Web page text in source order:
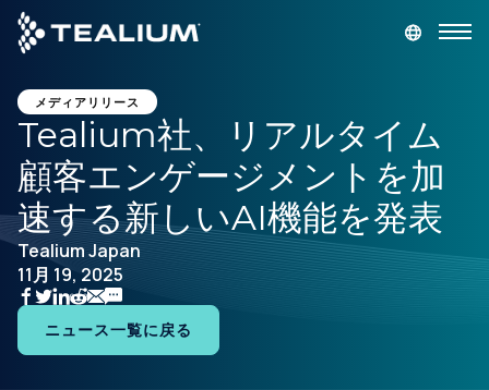
main
content
デモを依頼
プラットフォーム
ソリューション
業種
リソース
メディアリリース
Tealium社、リアルタイム
顧客エンゲージメントを加
速する新しいAI機能を発表
Tealium Japan
11月 19, 2025
ニュース一覧に戻る